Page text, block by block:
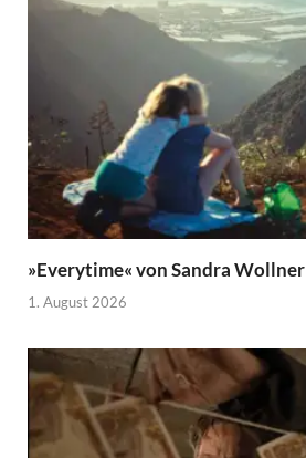
»Everytime« von Sandra Wollner
1. August 2026